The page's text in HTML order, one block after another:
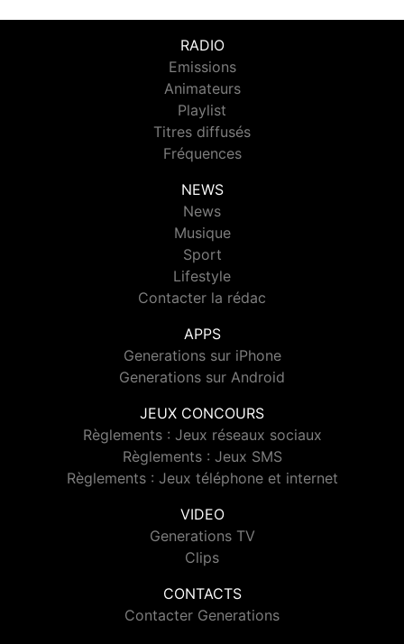
RADIO
Emissions
Animateurs
Playlist
Titres diffusés
Fréquences
NEWS
News
Musique
Sport
Lifestyle
Contacter la rédac
APPS
Generations sur iPhone
Generations sur Android
JEUX CONCOURS
Règlements : Jeux réseaux sociaux
Règlements : Jeux SMS
Règlements : Jeux téléphone et internet
VIDEO
Generations TV
Clips
CONTACTS
Contacter Generations